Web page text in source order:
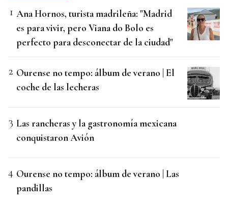
Ana Hornos, turista madrileña: "Madrid
es para vivir, pero Viana do Bolo es
perfecto para desconectar de la ciudad"
Ourense no tempo: álbum de verano | El
coche de las lecheras
Las rancheras y la gastronomía mexicana
conquistaron Avión
Ourense no tempo: álbum de verano | Las
pandillas